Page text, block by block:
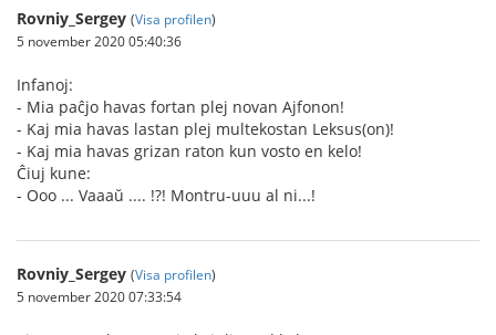
Rovniy_Sergey (Visa profilen)
5 november 2020 05:40:36
Infanoj:
- Mia paĉjo havas fortan plej novan Ajfonon!
- Kaj mia havas lastan plej multekostan Leksus(on)!
- Kaj mia havas grizan raton kun vosto en kelo!
Ĉiuj kune:
- Ooo ... Vaaaŭ .... !?! Montru-uuu al ni...!
Rovniy_Sergey (Visa profilen)
5 november 2020 07:33:54